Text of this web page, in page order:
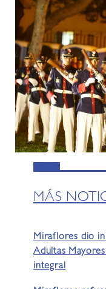
MÁS
Miraflores dio
Adultas
integral